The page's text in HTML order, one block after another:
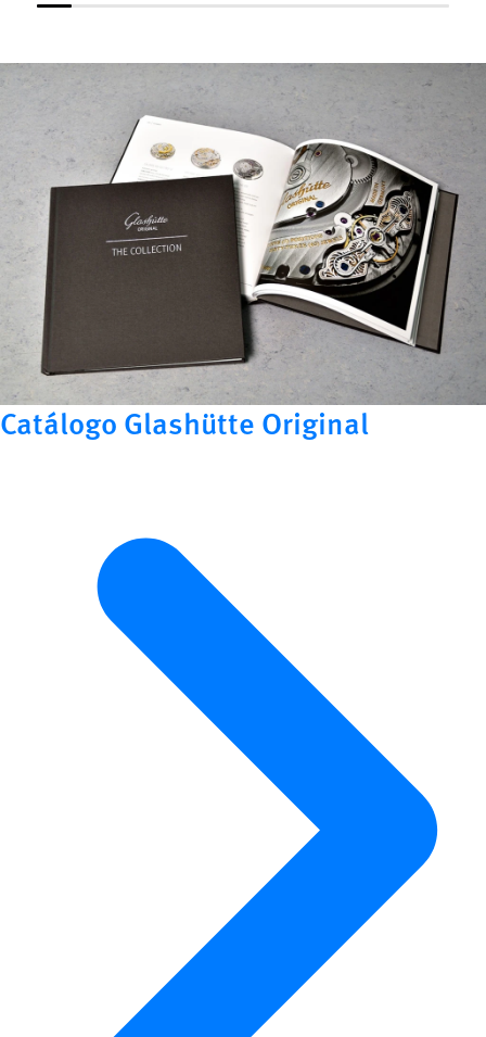
Catálogo Glashütte Original